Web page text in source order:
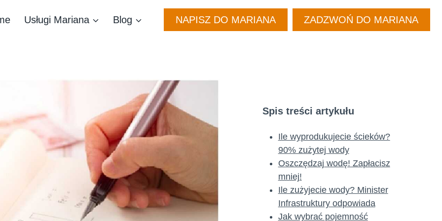
Usługi Mariana Blog NAPISZ DO MARIANA ZADZWOŃ DO MARIANA
Spis treści artykułu
Ile wyprodukujecie ścieków?
90% zużytej wody
Oszczędzaj wodę! Zapłacisz
mniej!
Ile zużyjecie wody? Minister
Infrastruktury odpowiada
Jak wybrać pojemność